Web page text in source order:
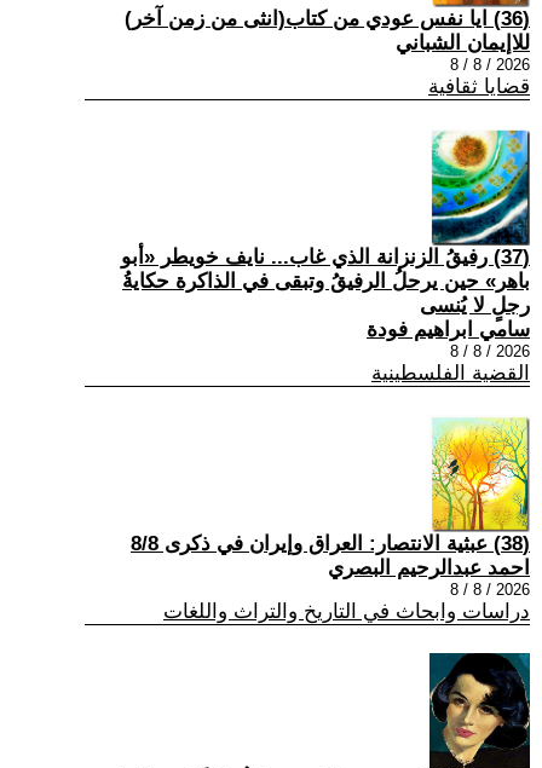
(36) ايا نفس عودي من كتاب(انثى من زمن آخر)
للاإيمان الشباني
2026 / 8 / 8
قضايا ثقافية
(37) رفيقُ الزنزانة الذي غاب... نايف خويطر «أبو
باهر» حين يرحلُ الرفيقُ وتبقى في الذاكرة حكايةُ
رجلٍ لا يُنسى
سامي ابراهيم فودة
2026 / 8 / 8
القضية الفلسطينية
(38) عبثية الانتصار: العراق وإيران في ذكرى 8/8
احمد عبدالرحيم البصري
2026 / 8 / 8
دراسات وابحاث في التاريخ والتراث واللغات